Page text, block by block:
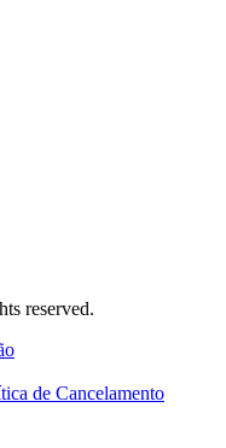
reserved.
de Cancelamento